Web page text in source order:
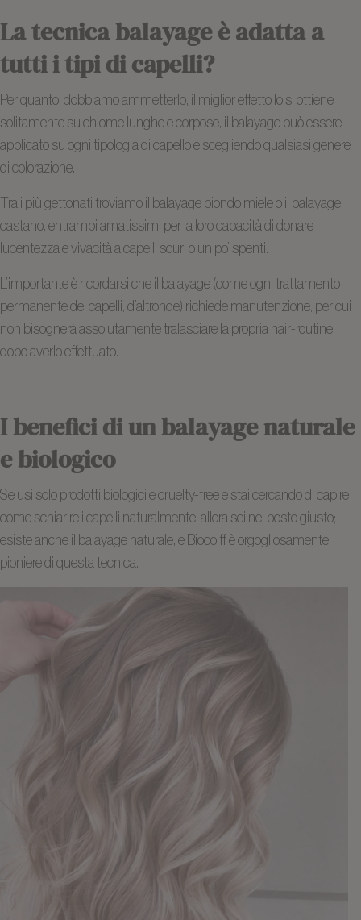
La tecnica balayage è adatta a
tutti i tipi di capelli?
Per quanto, dobbiamo ammetterlo, il miglior effetto lo si ottiene
solitamente su chiome lunghe e corpose, il balayage può essere
applicato su ogni tipologia di capello e scegliendo qualsiasi genere
di colorazione.
Tra i più gettonati troviamo il balayage biondo miele o il balayage
castano, entrambi amatissimi per la loro capacità di donare
lucentezza e vivacità a capelli scuri o un po’ spenti.
L’importante è ricordarsi che il balayage (come ogni trattamento
permanente dei capelli, d’altronde) richiede manutenzione, per cui
non bisognerà assolutamente tralasciare la propria hair-routine
dopo averlo effettuato.
I benefici di un balayage naturale
e biologico
Se usi solo prodotti biologici e cruelty-free e stai cercando di capire
come schiarire i capelli naturalmente, allora sei nel posto giusto;
esiste anche il balayage naturale, e Biocoiff è orgogliosamente
pioniere di questa tecnica.